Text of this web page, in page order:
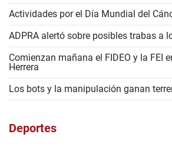
Actividades por el Día Mundial del
ADPRA alertó sobre posibles trabas a
Comienzan mañana el FIDEO y la FEI
Herrera
Los bots y la manipulación ganan
Deportes